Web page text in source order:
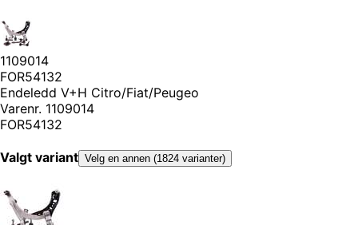
1109014
FOR54132
Endeledd V+H Citro/Fiat/Peugeo
Varenr. 1109014
FOR54132
Valgt variant Velg en annen (1824 varianter)